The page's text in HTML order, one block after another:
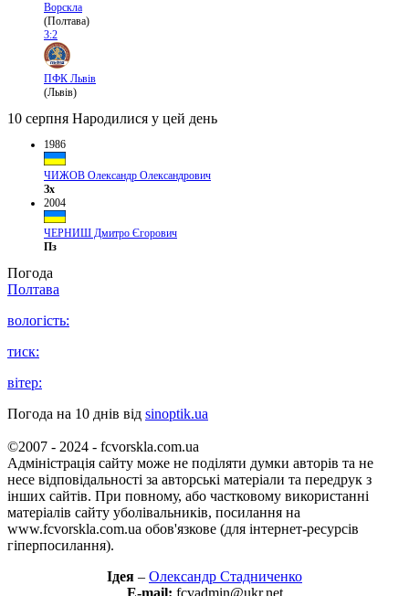
Ворскла
(Полтава)
3:2
ПФК Львів
(Львів)
10 серпня Народилися у цей день
1986
ЧИЖОВ Олександр Олександрович
Зх
2004
ЧЕРНИШ Дмитро Єгорович
Пз
Погода
Полтава
вологість:
тиск:
вітер:
Погода на 10 днів від sinoptik.ua
©2007 - 2024 - fcvorskla.com.ua
Адміністрація сайту може не поділяти думки авторів та не
несе відповідальності за авторські матеріали та передрук з
інших сайтів. При повному, або частковому використанні
матеріалів сайту уболівальників, посилання на
www.fcvorskla.com.ua обов'язкове (для інтернет-ресурсів
гіперпосилання).
Ідея – Олександр Стадниченко
E-mail: fcvadmin@ukr.net